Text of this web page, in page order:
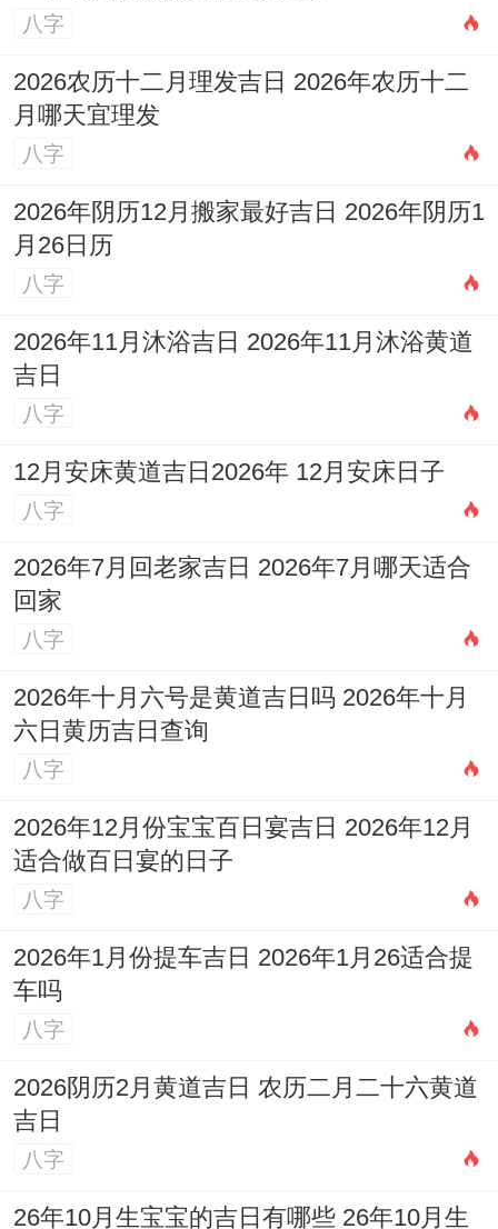
气场波动较大；应避开节气当日（如1月5日
小寒前后）；其四,结合个人运势，需依据双
方生辰八字及流年大运综合判定，打个比方
八字中带「伤官」者需避开金旺之日。
当你听我说，统习俗中结婚吉日的选择蕴含
深厚的历史内涵，古人认为婚姻是「天的
人」三才合一的大事！需择良辰以应天时，
仪式中常见习俗包括:婚前「纳采」（男方送
聘礼）需合吉日相合，寓意「纳吉迎福」；
婚礼当日新娘需穿红鞋、踏红毯，标记「辟
邪求喜」；宴席中设「合卺酒」（交杯
酒）；说明夫妻同甘共苦，这些习俗为了通
过吉日吉时祈求神灵庇佑婚姻长久、子孙繁
盛。
以实际操作中需注意以下事项:提前核对双方
生肖同日期的冲合关系，避免因冲煞造成运
势不顺；婚礼当天保持心情愉悦;可准备红色
物品（如红灯笼或红布）放置于婚房，增强
喜庆氛围；
注意安全细节，比方说出行路线避开岁破方
（正北），选择平稳路线以喻示婚姻顺遂，
建议新人提前与家人商议，兼顾实际工作安
排跟天气状况。
老实讲，重视的是大家所列吉日基于传统黄
历通用规则，实际选择时需结合个人八字五
行以及具体状况灵活调整，若新人八字中需
八字
2026农历十二月理发吉日 2026年农历十二
月哪天宜理发
八字
2026年阴历12月搬家最好吉日 2026年阴历1
月26日历
八字
2026年11月沐浴吉日 2026年11月沐浴黄道
吉日
八字
12月安床黄道吉日2026年 12月安床日子
八字
2026年7月回老家吉日 2026年7月哪天适合
回家
八字
2026年十月六号是黄道吉日吗 2026年十月
六日黄历吉日查询
八字
2026年12月份宝宝百日宴吉日 2026年12月
适合做百日宴的日子
八字
2026年1月份提车吉日 2026年1月26适合提
车吗
八字
2026阴历2月黄道吉日 农历二月二十六黄道
吉日
八字
26年10月生宝宝的吉日有哪些 26年10月生